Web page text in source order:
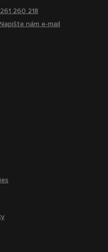
261 260 218
nám e-mail